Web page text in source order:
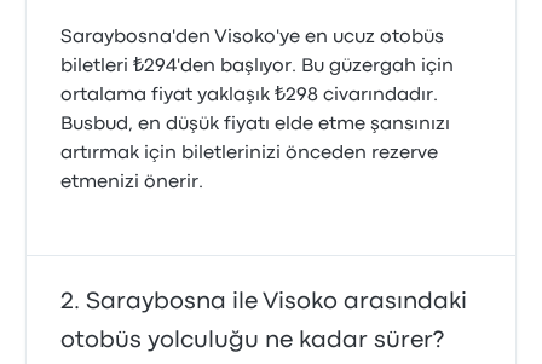
Saraybosna'den Visoko'ye en ucuz otobüs
biletleri ₺294'den başlıyor. Bu güzergah için
ortalama fiyat yaklaşık ₺298 civarındadır.
Busbud, en düşük fiyatı elde etme şansınızı
artırmak için biletlerinizi önceden rezerve
etmenizi önerir.
Saraybosna ile Visoko arasındaki
otobüs yolculuğu ne kadar sürer?